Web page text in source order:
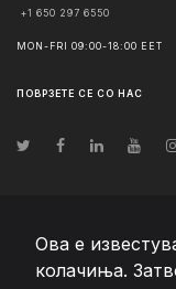
Ова е
колачиња.
+1 650 297 6550
MON-FRI 09:00-18:00 EET
ПОВРЗЕТЕ СЕ СО НАС
© Авторско право2026